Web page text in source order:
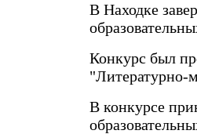
В Находке
Конкурс был
"Литературно-
В конкурсе